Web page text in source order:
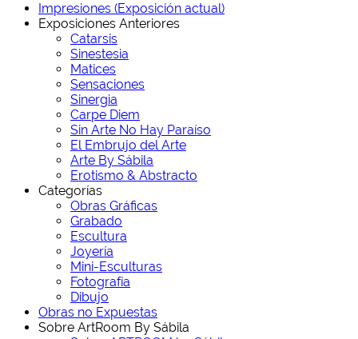
Impresiones (Exposición actual)
Exposiciones Anteriores
Catarsis
Sinestesia
Matices
Sensaciones
Sinergia
Carpe Diem
Sin Arte No Hay Paraíso
El Embrujo del Arte
Arte By Sábila
Erotismo & Abstracto
Categorías
Obras Gráficas
Grabado
Escultura
Joyería
Mini-Esculturas
Fotografía
Dibujo
Obras no Expuestas
Sobre ArtRoom By Sábila